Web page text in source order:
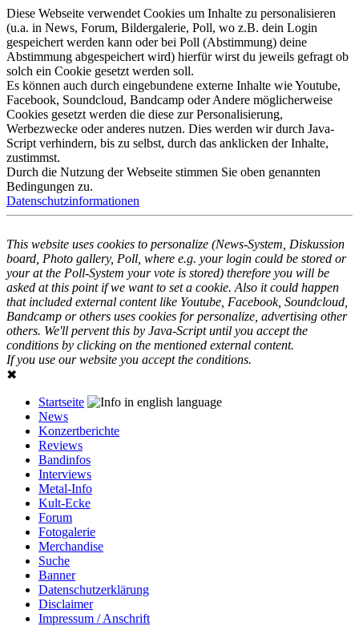
Diese Webseite verwendet Cookies um Inhalte zu personalisieren
(u.a. in News, Forum, Bildergalerie, Poll, wo z.B. dein Login
gespeichert werden kann oder bei Poll (Abstimmung) deine
Abstimmung abgespeichert wird) hierfür wirst du jeweils gefragt ob
solch ein Cookie gesetzt werden soll.
Es können auch durch eingebundene externe Inhalte wie Youtube,
Facebook, Soundcloud, Bandcamp oder Andere möglicherweise
Cookies gesetzt werden die diese zur Personalisierung,
Werbezwecke oder anderes nutzen. Dies werden wir durch Java-
Script verhindern, bis zu selbst, durch das anklicken der Inhalte,
zustimmst.
Durch die Nutzung der Webseite stimmen Sie oben genannten
Bedingungen zu.
Datenschutzinformationen
This website uses cookies to personalize (News-System, Diskussion
board, Photo gallery, Poll, where e.g. your login could be stored or
your at the Poll-System your vote is stored) therefore you will be
asked at this point if we want to set a cookie. Also it could happen
that included external content like Youtube, Facebook, Soundcloud,
Bandcamp or others uses cookies for personalize, advertising other
others. We'll pervent this by Java-Script until you accept the
conditions by clicking on the mentioned external content.
If you use our website you accept the conditions.
✖
Startseite
News
Konzertberichte
Reviews
Bandinfos
Interviews
Metal-Info
Kult-Ecke
Forum
Fotogalerie
Merchandise
Suche
Banner
Datenschutzerklärung
Disclaimer
Impressum / Anschrift